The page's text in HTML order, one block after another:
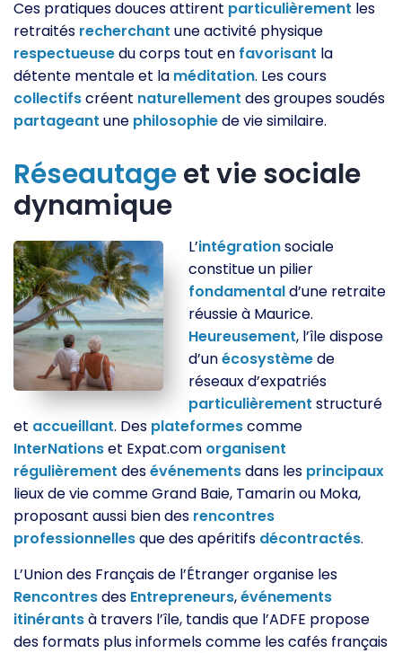
Ces pratiques douces attirent particulièrement les
retraités recherchant une activité physique
respectueusedu corps tout en favorisant la
détente mentale et la méditation. Les cours
collectifscréent naturellement des groupes soudés
partageant une philosophiede vie similaire.
Réseautageet vie sociale
dynamique
L’intégrationsociale
constitue un pilier
fondamentald’une retraite
réussie à Maurice.
Heureusement, l’île dispose
d’unécosystèmede
réseaux d’expatriés
particulièrement structuré
et accueillant. Des plateformescomme
InterNationset Expat.com organisent
régulièrement desévénementsdans les principaux
lieux de vie comme Grand Baie, Tamarin ou Moka,
proposant aussi bien des rencontres
professionnellesque des apéritifs décontractés.
L’Union des Français de l’Étranger organise les
Rencontresdes Entrepreneurs,événements
itinérantsà travers l’île, tandis que l’ADFE propose
des formats plus informels comme les cafés français